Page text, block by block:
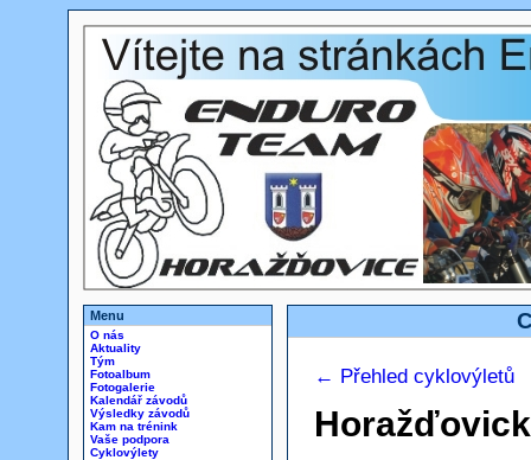
Menu
O nás
Aktuality
Tým
Fotoalbum
Fotogalerie
Kalendář závodů
Výsledky závodů
Kam na trénink
Vaše podpora
Cyklovýlety
← Přehled cyklovýletů